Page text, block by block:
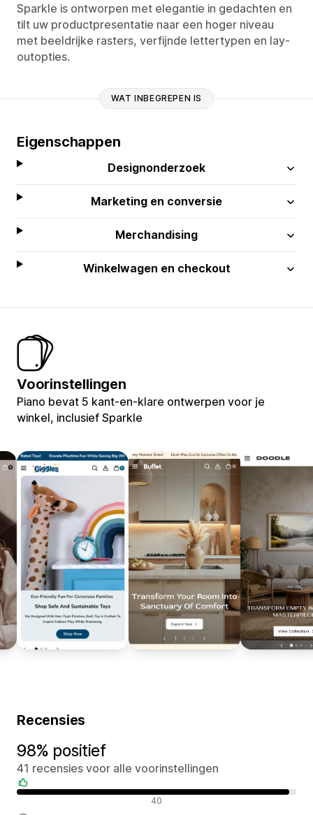
Sparkle is ontworpen met elegantie in gedachten en
tilt uw productpresentatie naar een hoger niveau
met beeldrijke rasters, verfijnde lettertypen en lay-
outopties.
WAT INBEGREPEN IS
Eigenschappen
Designonderzoek
Marketing en conversie
Merchandising
Winkelwagen en checkout
Voorinstellingen
Piano bevat 5 kant-en-klare ontwerpen voor je
winkel, inclusief Sparkle
Recensies
98% positief
41 recensies voor alle voorinstellingen
40